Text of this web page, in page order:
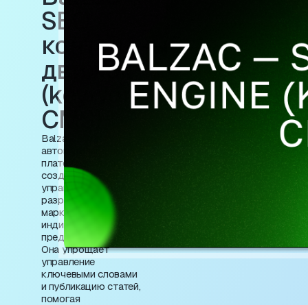
SEO
контентный
движок
(keyword →
CMS)
Balzac — это
автоматизированная
платформа для
создания контента и
управления SEO,
разработанная для
маркетологов и
индивидуальных
предпринимателей.
Она упрощает
управление
ключевыми словами
и публикацию статей,
помогая